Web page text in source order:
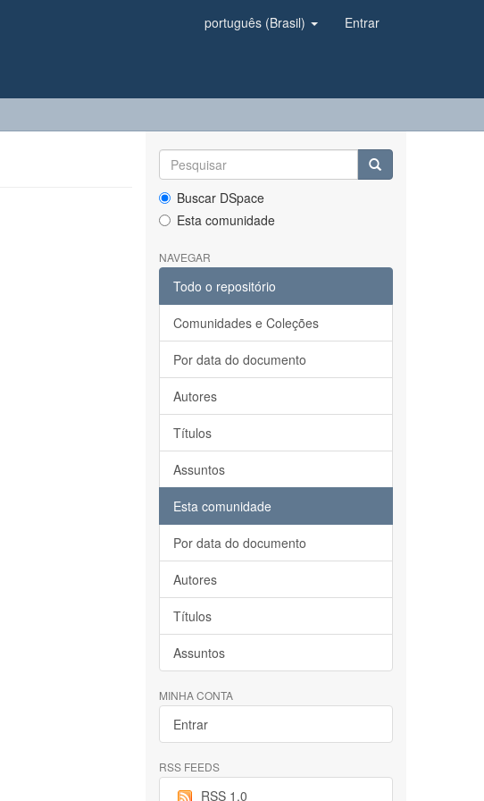
português (Brasil) Entrar
Buscar DSpace
Esta comunidade
NAVEGAR
Todo o repositório
Comunidades e Coleções
Por data do documento
Autores
Títulos
Assuntos
Esta comunidade
Por data do documento
Autores
Títulos
Assuntos
MINHA CONTA
Entrar
RSS FEEDS
RSS 1.0